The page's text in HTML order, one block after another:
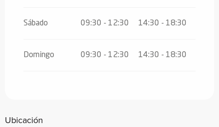
Sábado 09:30 - 12:30 14:30 - 18:30
Domingo 09:30 - 12:30 14:30 - 18:30
Ubicación